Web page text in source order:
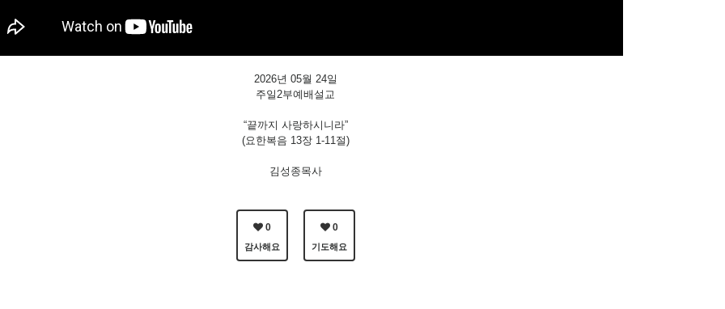
2026년 05월 24일
주일2부예배설교
“끝까지 사랑하시니라”
(요한복음 13장 1-11절)
김성종목사
0
감사해요
0
기도해요